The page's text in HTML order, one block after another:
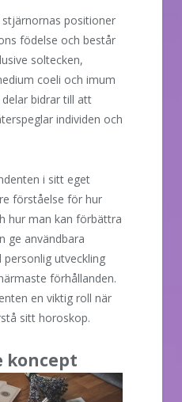
positioner
födelse och består
soltecken,
coeli och imum
delar bidrar till att
individen och
i sitt eget
förståelse för hur
hur man kan förbättra
ge användbara
utveckling
förhållanden.
en viktig roll när
sitt horoskop.
koncept